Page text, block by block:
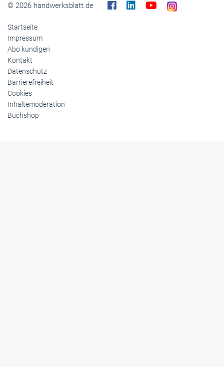
© 2026 handwerksblatt.de
Startseite
Impressum
Abo kündigen
Kontakt
Datenschutz
Barrierefreiheit
Cookies
Inhaltemoderation
Buchshop